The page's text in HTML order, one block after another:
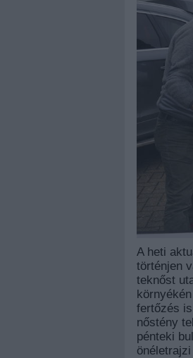
A heti
történjen
teknőst
fertőzés
nőstény
pénteki